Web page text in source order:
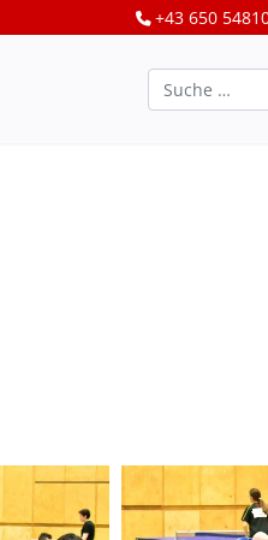
+43 650
Suchen